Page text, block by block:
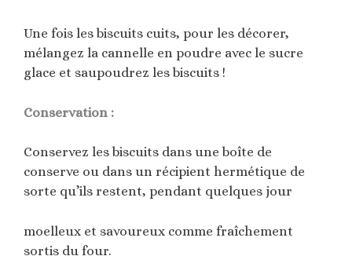
Une fois les biscuits cuits, pour les décorer,
mélangez la cannelle en poudre avec le sucre
glace et saupoudrez les biscuits !
Conservation :
Conservez les biscuits dans une boîte de
conserve ou dans un récipient hermétique de
sorte qu’ils restent, pendant quelques jour
moelleux et savoureux comme fraîchement
sortis du four.